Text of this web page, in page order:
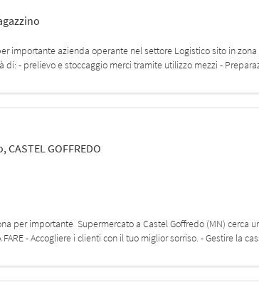
importante azienda operante nel settore Logistico sito in
di: - prelievo e stoccaggio merci tramite utilizzo mezzi -
,CASTEL GOFFREDO
per importante Supermercato a Castel Goffredo (MN)
FARE - Accogliere i clienti con il tuo miglior sorriso. - Gestire la